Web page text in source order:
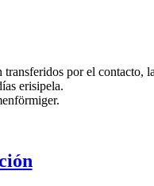
transferidos por el contacto,
erisipela.